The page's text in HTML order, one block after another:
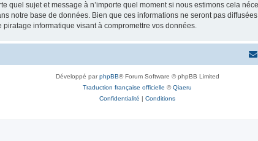
quel sujet et message à n’importe quel moment si nous estimons cela
notre base de données. Bien que ces informations ne seront pas
informatique visant à compromettre vos données.
Développé parphpBB® Forum Software © phpBB Limited
Traduction française officielle ©Qiaeru
Confidentialité | Conditions